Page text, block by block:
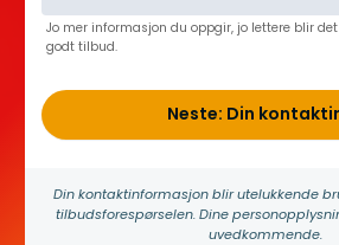
Jo mer informasjon du oppgir, jo lettere blir
godt tilbud.
Neste: Din
Din kontakt­informasjon blir utelukkende
tilbuds­forespørselen. Dine
uvedkommende.